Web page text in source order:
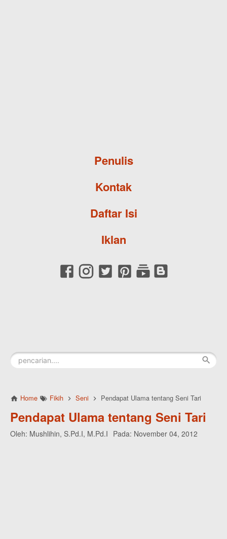
Penulis
Kontak
Daftar Isi
Iklan
Home Fikih Seni Pendapat Ulama tentang Seni Tari
Pendapat Ulama tentang Seni Tari
Oleh: Mushlihin, S.Pd.I, M.Pd.I Pada: November 04, 2012